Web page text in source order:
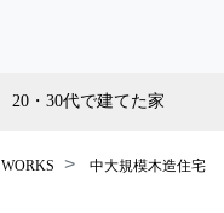
20・30代で建てた家
WORKS 中大規模木造住宅